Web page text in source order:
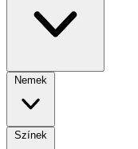
Nemek
Színek